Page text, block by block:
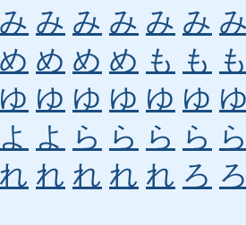
み み み み み み
め め め め も も
ゆ ゆ ゆ ゆ ゆ ゆ
よ よ ら ら ら ら
れ れ れ れ れ ろ